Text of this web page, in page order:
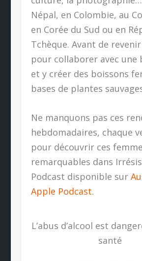
Népal, en Colombie, au
en Corée du Sud ou en
Tchèque. Avant de
pour collaborer avec une
et y créer des boissons
bases de plantes
Ne manquons pas ces
hebdomadaires, chaque
pour découvrir ces
remarquables dans
Podcast disponible sur
Apple Podcast.
L’abus d’alcool est
santé